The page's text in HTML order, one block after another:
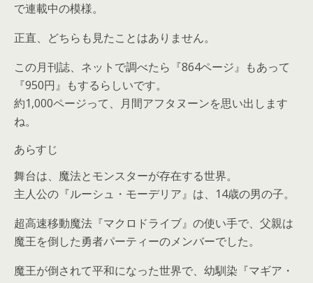
で連載中の模様。
正直、どちらも見たことはありません。
この月刊誌、ネットで調べたら『864ページ』もあって
『950円』もするらしいです。
約1,000ページって、月間アフタヌーンを思い出します
ね。
あらすじ
舞台は、魔法とモンスターが存在する世界。
主人公の『ルーシュ・モーデリア』は、14歳の男の子。
超高速移動魔法『マクロドライブ』の使い手で、父親は
魔王を倒した勇者パーティーのメンバーでした。
魔王が倒されて平和になった世界で、幼馴染『マギア・